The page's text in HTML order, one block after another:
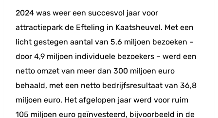
2024 was weer een succesvol jaar voor
attractiepark de Efteling in Kaatsheuvel. Met een
licht gestegen aantal van 5,6 miljoen bezoeken –
door 4,9 miljoen individuele bezoekers – werd een
netto omzet van meer dan 300 miljoen euro
behaald, met een netto bedrijfsresultaat van 36,8
miljoen euro. Het afgelopen jaar werd voor ruim
105 miljoen euro geïnvesteerd, bijvoorbeeld in de